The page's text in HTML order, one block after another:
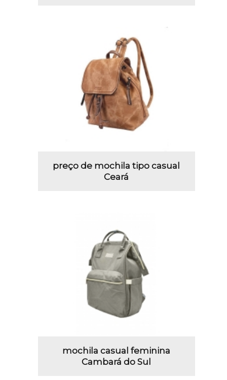
preço de mochila tipo casual
Ceará
mochila casual feminina
Cambará do Sul